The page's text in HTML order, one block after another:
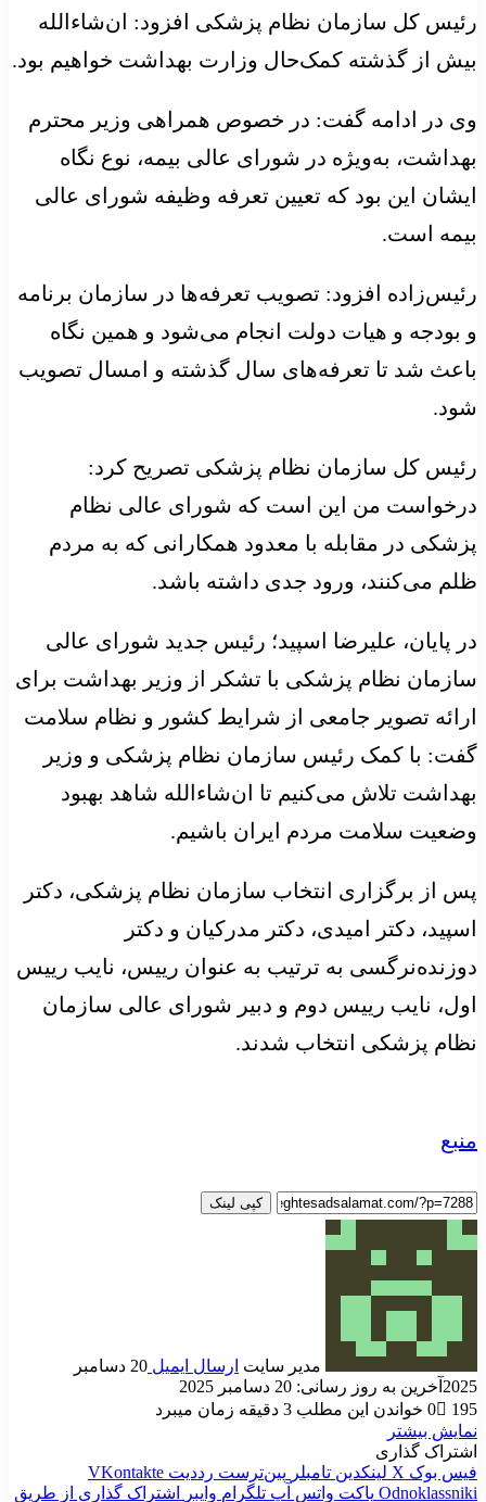
رئیس کل سازمان نظام پزشکی افزود: ان‌شاءالله
بیش از گذشته کمک‌حال وزارت بهداشت خواهیم بود.
وی در ادامه گفت: در خصوص همراهی وزیر محترم
بهداشت، به‌ویژه در شورای عالی بیمه، نوع نگاه
ایشان این بود که تعیین تعرفه وظیفه شورای عالی
بیمه است.
رئیس‌زاده افزود: تصویب تعرفه‌ها در سازمان برنامه
و بودجه و هیات دولت انجام می‌شود و همین نگاه
باعث شد تا تعرفه‌های سال گذشته و امسال تصویب
شود.
رئیس کل سازمان نظام پزشکی تصریح کرد:
درخواست من این است که شورای عالی نظام
پزشکی در مقابله با معدود همکارانی که به مردم
ظلم می‌کنند، ورود جدی داشته باشد.
در پایان، علیرضا اسپید؛ رئیس جدید شورای عالی
سازمان نظام پزشکی با تشکر از وزیر بهداشت برای
ارائه تصویر جامعی از شرایط کشور و نظام سلامت
گفت: با کمک رئیس سازمان نظام پزشکی و وزیر
بهداشت تلاش می‌کنیم تا ان‌شاءالله شاهد بهبود
وضعیت سلامت مردم ایران باشیم.
پس از برگزاری انتخاب سازمان نظام پزشکی، دکتر
اسپید، دکتر امیدی، دکتر مدرکیان و دکتر
دوزنده‌نرگسی به ترتیب به عنوان رییس، نایب رییس
اول، نایب رییس دوم و دبیر شورای عالی سازمان
نظام پزشکی انتخاب شدند.
منبع
کپی لینک
مدیر سایت ارسال ایمیل
20 دسامبر
2025 آخرین به روز رسانی: 20 دسامبر 2025
0
195
خواندن این مطلب 3 دقیقه زمان میبرد
نمایش بیشتر
اشتراک گذاری
فیس بوک X لینکدین ‫تامبلر ‫پین‌ترست ‫رددیت ‫VKontakte
‫Odnoklassniki پاکت واتس آپ تلگرام وایبر اشتراک گذاری از طریق